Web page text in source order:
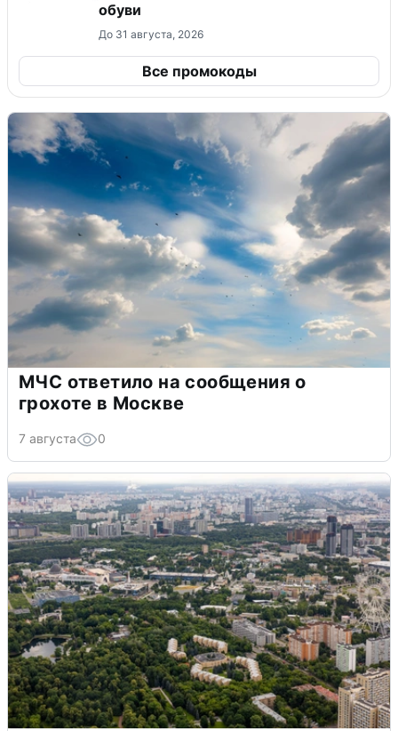
обуви
До 31 августа, 2026
Все промокоды
МЧС ответило на сообщения о
грохоте в Москве
7 августа 0